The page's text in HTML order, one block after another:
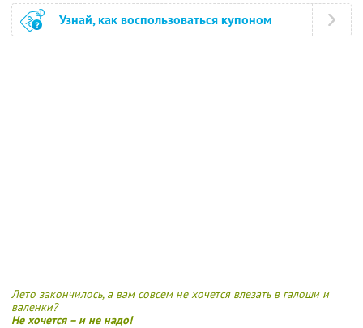
Узнай, как воспользоваться купоном
Лето закончилось, а вам совсем не хочется влезать в галоши и
валенки?
Не хочется – и не надо!